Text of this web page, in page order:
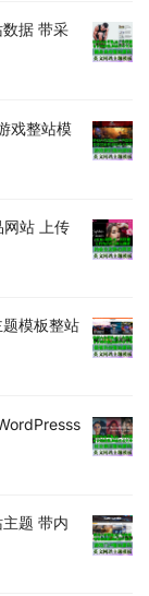
据 带采
戏整站模
站 上传
模板整站
题 带内